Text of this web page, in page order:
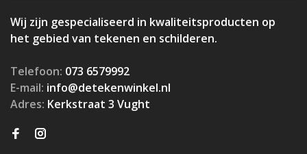
Wij zijn gespecialiseerd in kwaliteitsproducten op
het gebied van tekenen en schilderen.
Telefoon: 073 6579992
E-mail: info@detekenwinkel.nl
Adres: Kerkstraat 3 Vught